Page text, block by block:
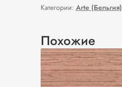
Категории: Arte (Бельгия)
Похожие